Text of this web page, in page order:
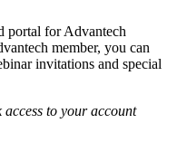
portal for Advantech
member, you can
invitations and special
to your account